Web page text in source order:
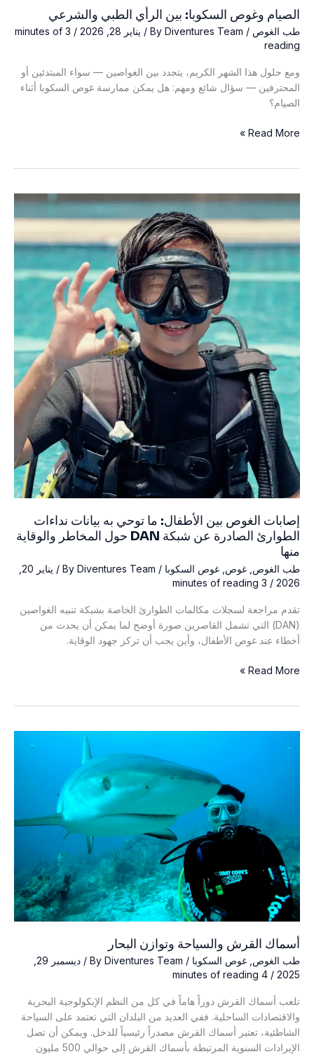
الصيام وغوص السكوبا: بين الرأي الطبي والشرعي
طب الغوص/ By
Diventures Team
/يناير 28, 2026 /
3 minutes of
reading
ومع حلول هذا الشهر الكريم، يتجدد بين الغواصين — سواء المبتدئين أو
المحترفين — سؤال شائع ومهم: هل يمكن ممارسة غوص السكوبا أثناء
الصيام؟
الصيام
الرأي
والشرعي
Read More »
إصابات الغوص بين الأطفال: ما توحي به بيانات نداءات
الطوارئ الصادرة عن شبكة DAN حول المخاطر والوقاية
منها
طب الغوص,غوص,غوص السكوبا/ By
Diventures Team
/
يناير 20,
2026
/
3 minutes of reading
تقدم مراجعة لسجلات مكالمات الطوارئ الخاصة بشبكة تنبيه الغواصين
(DAN) التي تشمل القاصرين صورة أوضح لما يمكن أن يحدث من
أخطاء عند غوص الأطفال، وأين يجب أن تركز جهود الوقاية.
إصابات
شبكة
DAN
حول
المخاطر
والوقاية
Read More »
أسماك القرش والسياحة وتوازن البحار
طب الغوص,غوص السكوبا/ By
Diventures Team
/
ديسمبر 29,
2025
/
4 minutes of reading
تلعب أسماك القرش دوراً هاماً في كل من النظم الإيكولوجية البحرية
والاقتصادات الساحلية. ففي العديد من البلدان التي تعتمد على السياحة
الشاطئية، تعتبر أسماك القرش مصدراً رئيسياً للدخل. ويمكن أن تصل
الإيرادات السنوية المرتبطة بأسماك القرش إلى حوالي 500 مليون